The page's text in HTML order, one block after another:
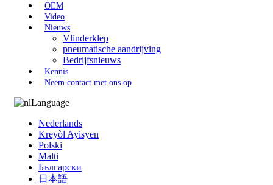
OEM
Video
Nieuws
Vlinderklep
pneumatische aandrijving
Bedrijfsnieuws
Kennis
Neem contact met ons op
Language
Nederlands
Kreyòl Ayisyen
Polski
Malti
Български
日本語